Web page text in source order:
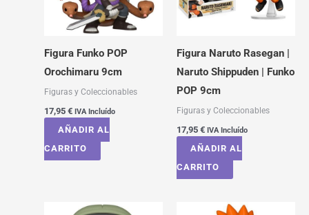
Figura Funko POP
Orochimaru 9cm
Figuras y Coleccionables
17,95 € IVA Incluído
AÑADIR AL
CARRITO
Figura Naruto Rasegan |
Naruto Shippuden | Funko
POP 9cm
Figuras y Coleccionables
17,95 € IVA Incluído
AÑADIR AL
CARRITO